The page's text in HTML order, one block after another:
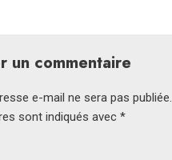
un commentaire
e-mail ne sera pas publiée.
sont indiqués avec *